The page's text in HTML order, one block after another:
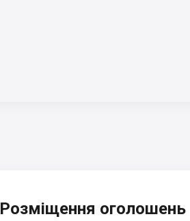
Розміщення оголошень